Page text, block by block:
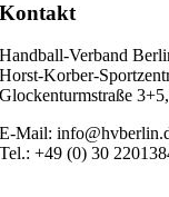
Kon­takt
Hand­ball-Ver­band
Horst-Korb­er-
Glo­cken­turm­stra­ße
E‑Mail:
Tel.: +49 (0) 30